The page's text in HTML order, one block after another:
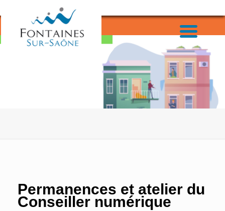
Permanences et atelier du
Conseiller numérique